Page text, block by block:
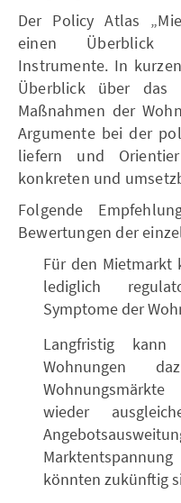
Der Policy Atlas
einen Überblick
Instrumente. In
Überblick über das
Maßnahmen der
Argumente bei der
liefern und
konkreten und
Folgende
Bewertungen der
Für den
lediglich
Symptome der
Langfristig
Wohnungen
wieder
könnten zukünftig